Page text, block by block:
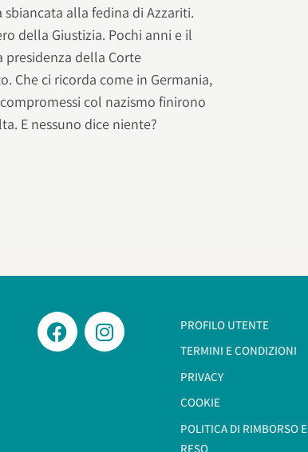
alla fedina di Azzariti.
della Giustizia. Pochi anni e il
della Corte
Che ci ricorda come in Germania,
col nazismo finirono
E nessuno dice niente?
PROFILO UTENTE
TERMINI E CONDIZIONI
PRIVACY
COOKIE
POLITICA DI RIMBORSO E
RESO